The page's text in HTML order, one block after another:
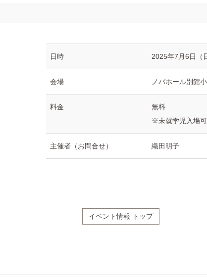
日時 2025年7月6日（
会場 ノバホール別館
料金
無料
※未就学児入場可
主催者（お問合せ） 織田明子
イベント情報 トップ